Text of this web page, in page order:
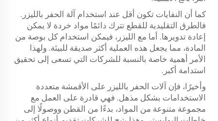
كما أن النفايات تكون أقل عند استخدام آلة الحفر بالليزر.
فالطرق التقليدية للقطع تترك دائمًا مواد خردة لا يمكن
إعادة تدويرها. أما مع الليزر، فيمكن استخدام كل بوصة من
المادة، مما يجعل هذه العملية أكثر صديقة للبيئة. ولهذا
الأمر أهمية خاصة بالنسبة للشركات التي تسعى إلى تحقيق
استدامة أكبر.
وأخيرًا، فإن آلات الحفر بالليزر على الأقمشة متعددة
الاستخدامات بشكل مذهل. فهي قادرة على العمل مع
مجموعة متنوعة من المواد، بدءًا من القطن ووصولًا إلى